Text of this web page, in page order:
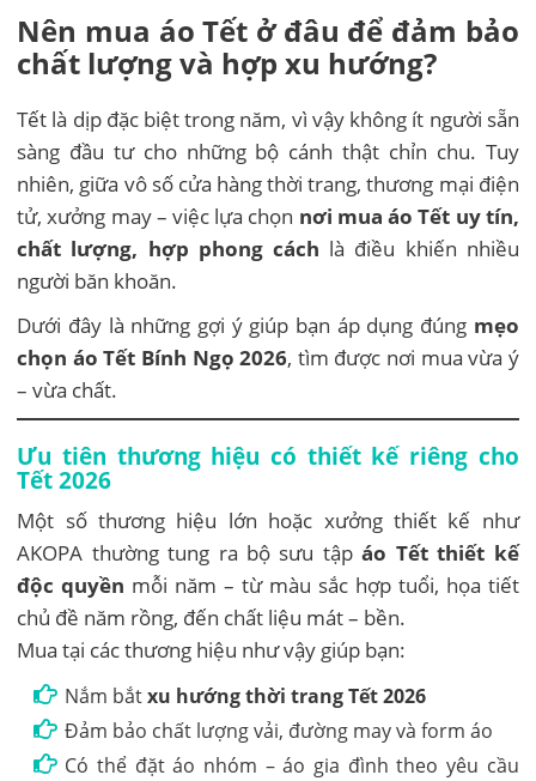
Nên mua áo Tết ở đâu để đảm bảo
chất lượng và hợp xu hướng?
Tết là dịp đặc biệt trong năm, vì vậy không ít người sẵn
sàng đầu tư cho những bộ cánh thật chỉn chu. Tuy
nhiên, giữa vô số cửa hàng thời trang, thương mại điện
tử, xưởng may – việc lựa chọn nơi mua áo Tết uy tín,
chất lượng, hợp phong cách là điều khiến nhiều
người băn khoăn.
Dưới đây là những gợi ý giúp bạn áp dụng đúng mẹo
chọn áo Tết Bính Ngọ 2026, tìm được nơi mua vừa ý
– vừa chất.
Ưu tiên thương hiệu có thiết kế riêng cho
Tết 2026
Một số thương hiệu lớn hoặc xưởng thiết kế như
AKOPA thường tung ra bộ sưu tậpáo Tết thiết kế
độc quyền mỗi năm – từ màu sắc hợp tuổi, họa tiết
chủ đề năm rồng, đến chất liệu mát – bền.
Mua tại các thương hiệu như vậy giúp bạn:
Nắm bắtxu hướng thời trang Tết 2026
Đảm bảo chất lượng vải, đường may và form áo
Có thể đặt áo nhóm – áo gia đình theo yêu cầu